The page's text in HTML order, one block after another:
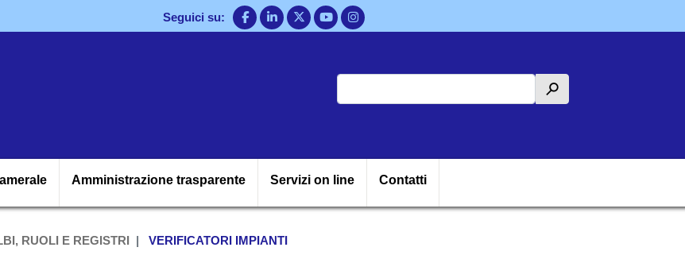
Salta
al
Seguici su:
h
Navigazione principale
Amministrazione trasparente Servizi on line Contatti
RUOLI E REGISTRI VERIFICATORI IMPIANTI